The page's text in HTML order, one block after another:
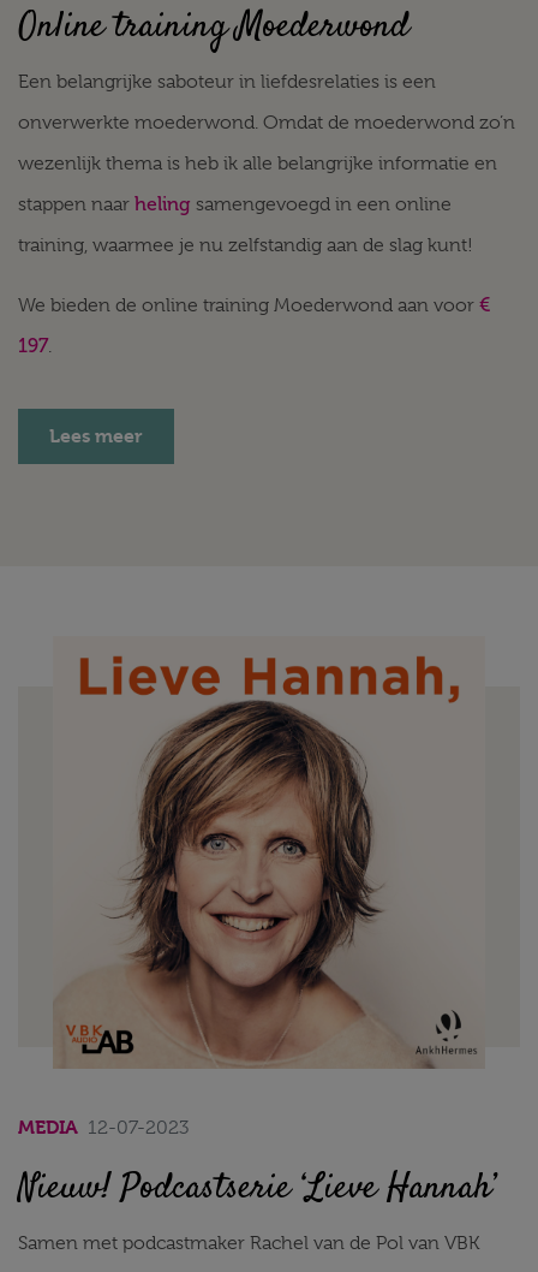
Online training Moederwond
Een belangrijke saboteur in liefdesrelaties is een
onverwerkte moederwond. Omdat de moederwond zo’n
wezenlijk thema is heb ik alle belangrijke informatie en
stappen naar heling samengevoegd in een online
training, waarmee je nu zelfstandig aan de slag kunt!
We bieden de online training Moederwond aan voor €
197.
Lees meer
MEDIA 12-07-2023
Nieuw! Podcastserie ‘Lieve Hannah’
Samen met podcastmaker Rachel van de Pol van VBK